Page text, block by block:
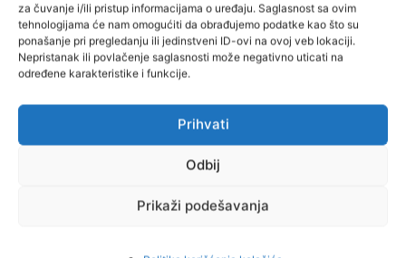
za čuvanje i/ili pristup informacijama o uređaju. Saglasnost sa ovim
tehnologijama će nam omogućiti da obrađujemo podatke kao što su
ponašanje pri pregledanju ili jedinstveni ID-ovi na ovoj veb lokaciji.
Nepristanak ili povlačenje saglasnosti može negativno uticati na
određene karakteristike i funkcije.
Prihvati
Odbij
Prikaži podešavanja
nepravilnosti?
Vijesti Administrator - 6. Augusta 2026.